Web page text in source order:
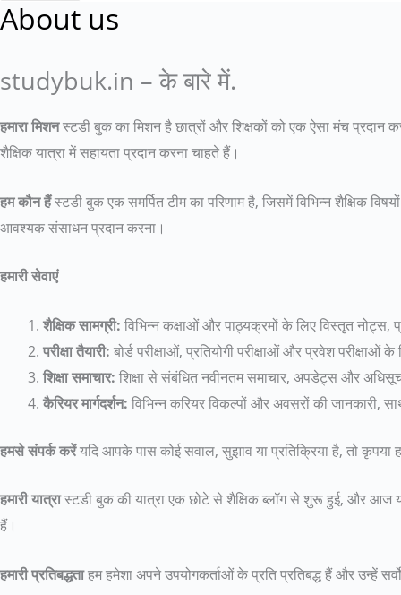
About us
studybuk.in – के बारे में.
हमारा मिशनस्टडी बुक का मिशन है छात्रों और शिक्षकों को एक ऐसा मंच प्रदान
शैक्षिक यात्रा में सहायता प्रदान करना चाहते हैं।
हम कौन हैंस्टडी बुक एक समर्पित टीम का परिणाम है, जिसमें विभिन्न शैक्षिक
आवश्यक संसाधन प्रदान करना।
हमारी सेवाएं
शैक्षिक सामग्री: विभिन्न कक्षाओं और पाठ्यक्रमों के लिए विस्तृत
परीक्षा तैयारी: बोर्ड परीक्षाओं, प्रतियोगी परीक्षाओं और प्रवेश परीक्षाओं
शिक्षा समाचार: शिक्षा से संबंधित नवीनतम समाचार, अपडेट्स और
कैरियर मार्गदर्शन: विभिन्न करियर विकल्पों और अवसरों की जानकारी,
हमसे संपर्क करेंयदि आपके पास कोई सवाल, सुझाव या प्रतिक्रिया है, तो
हमारी यात्रास्टडी बुक की यात्रा एक छोटे से शैक्षिक ब्लॉग से शुरू हुई, और आज
हैं।
हमारी प्रतिबद्धताहम हमेशा अपने उपयोगकर्ताओं के प्रति प्रतिबद्ध हैं और उन्हें